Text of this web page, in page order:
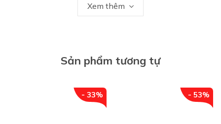
Xem thêm
Sản phẩm tương tự
- 33% - 53%